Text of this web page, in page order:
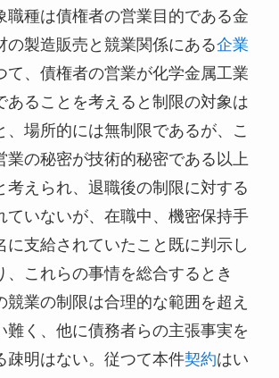
職種は債権者の営業目的である金
の製造販売と競業関係にある企業
て、債権者の営業が化学金属工業
あることを考えると制限の対象は
、場所的には無制限であるが、こ
業の秘密が技術的秘密である以上
考えられ、退職後の制限に対する
ていないが、在職中、機密保持手
に支給されていたこと既に判示し
、これらの事情を総合するとき
競業の制限は合理的な範囲を超え
難く、他に債務者らの主張事実を
疎明はない。従つて本件契約はい